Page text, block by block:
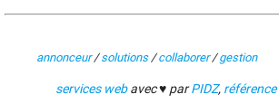
annonceur/solutions/collaborer/gestion
services webavec ♥ parPIDZ,